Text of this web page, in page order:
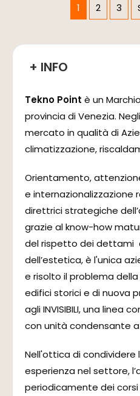
1 2 3
+ INFO
Tekno Point è un
provincia di Venezia.
mercato in qualità di
climatizzazione,
Orientamento,
e internazionalizzazione
direttrici strategiche
grazie al know-how
del rispetto dei dettami
dell’estetica, è l'unica
e risolto il problema
edifici storici e di nuova
agli INVISIBILI, una linea
con unità condensante
Nell'ottica di condividere
esperienza nel settore,
periodicamente dei